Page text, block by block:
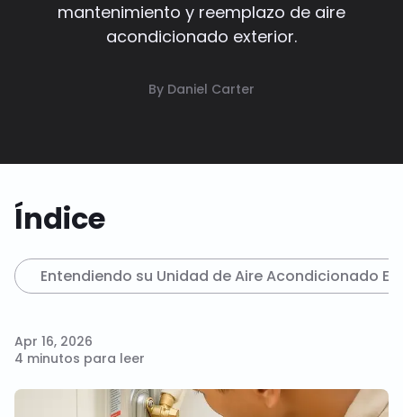
mantenimiento y reemplazo de aire
acondicionado exterior.
By Daniel Carter
Índice
Entendiendo su Unidad de Aire Acondicionado
Apr 16, 2026
4 minutos para leer